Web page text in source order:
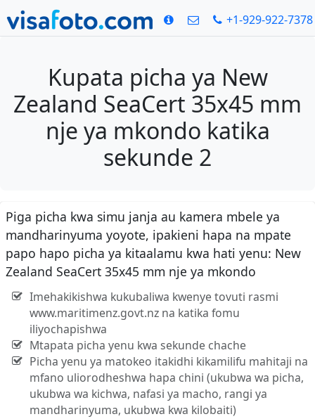
+1-929-922-7378
Kupata picha ya New
Zealand SeaCert 35x45 mm
nje ya mkondo katika
sekunde 2
Piga picha kwa simu janja au kamera mbele ya
mandharinyuma yoyote, ipakieni hapa na mpate
papo hapo picha ya kitaalamu kwa hati yenu: New
Zealand SeaCert 35x45 mm nje ya mkondo
Imehakikishwa kukubaliwa kwenye tovuti rasmi
www.maritimenz.govt.nz na katika fomu
iliyochapishwa
Mtapata picha yenu kwa sekunde chache
Picha yenu ya matokeo itakidhi kikamilifu mahitaji na
mfano uliorodheshwa hapa chini (ukubwa wa picha,
ukubwa wa kichwa, nafasi ya macho, rangi ya
mandharinyuma, ukubwa kwa kilobaiti)